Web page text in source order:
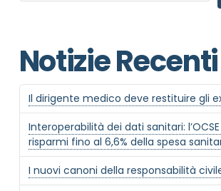
Notizie Recenti
Il dirigente medico deve restituire gli
Interoperabilità dei dati sanitari:
risparmi fino al 6,6% della spesa
I nuovi canoni della responsabilità